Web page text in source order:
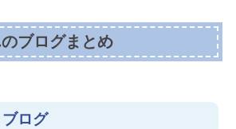
ブログまとめ
ログ